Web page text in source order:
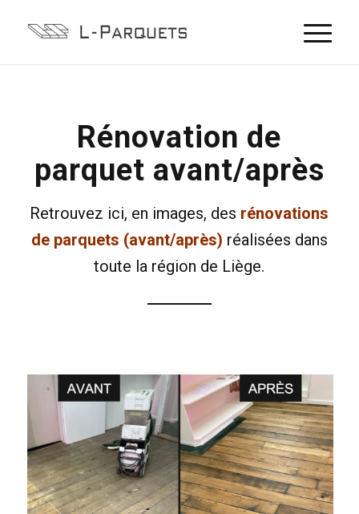
Rénovation de
parquet avant/après
Retrouvez ici, en images, des rénovations
de parquets (avant/après) réalisées dans
toute la région de Liège.